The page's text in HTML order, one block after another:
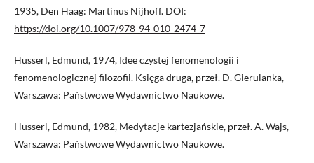
1935, Den Haag: Martinus Nijhoff. DOI:
https://doi.org/10.1007/978-94-010-2474-7
Husserl, Edmund, 1974, Idee czystej fenomenologii i
fenomenologicznej filozofii. Księga druga, przeł. D. Gierulanka,
Warszawa: Państwowe Wydawnictwo Naukowe.
Husserl, Edmund, 1982, Medytacje kartezjańskie, przeł. A. Wajs,
Warszawa: Państwowe Wydawnictwo Naukowe.